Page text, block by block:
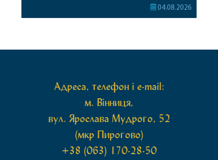
Богородиці села Терешки Барського благочиння.
04.08.2026
Адреса, телефон і e-mail:
м. Вінниця,
вул. Ярослава Мудрого, 52
(мкр Пирогово)
+38 (063) 170-28-50